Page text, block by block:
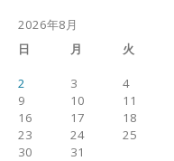
2026年8月
日
月 火
2
3 4
9
10 11
16
17 18
23
24 25
30
31